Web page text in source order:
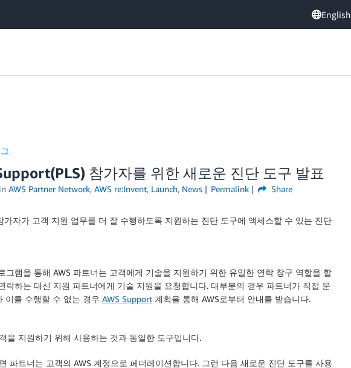
English
참가자를 위한 새로운 진단 도구 발표
in AWS Partner Network, AWS re:Invent, Launch, News Permalink Share
가자가 고객 지원 업무를 더 잘 수행하도록 지원하는 진단 도구에 액세스할 수 있는 진단
그램을 통해 AWS 파트너는 고객에게 기술을 지원하기 위한 유일한 연락 창구 역할을 할
락하는 대신 지원 파트너에게 기술 지원을 요청합니다. 대부분의 경우 파트너가 직접 문
이를 수행할 수 없는 경우 AWS Support 계획을 통해 AWS로부터 안내를 받습니다.
을 지원하기 위해 사용하는 것과 동일한 도구입니다.
파트너는 고객의 AWS 계정으로 페더레이션합니다. 그런 다음 새로운 진단 도구를 사용